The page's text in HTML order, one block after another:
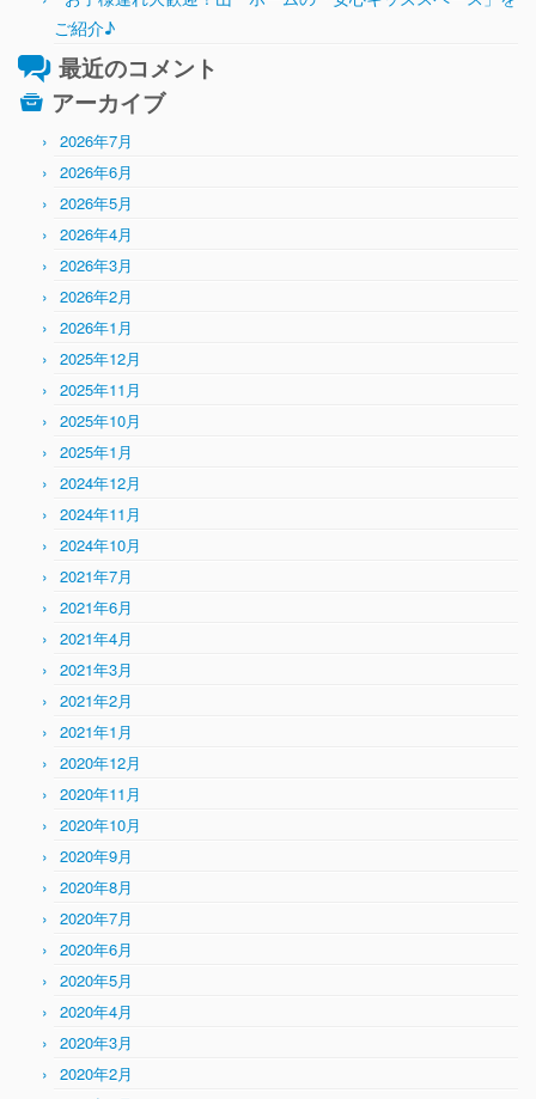
ご紹介♪
最近のコメント
アーカイブ
2026年7月
2026年6月
2026年5月
2026年4月
2026年3月
2026年2月
2026年1月
2025年12月
2025年11月
2025年10月
2025年1月
2024年12月
2024年11月
2024年10月
2021年7月
2021年6月
2021年4月
2021年3月
2021年2月
2021年1月
2020年12月
2020年11月
2020年10月
2020年9月
2020年8月
2020年7月
2020年6月
2020年5月
2020年4月
2020年3月
2020年2月